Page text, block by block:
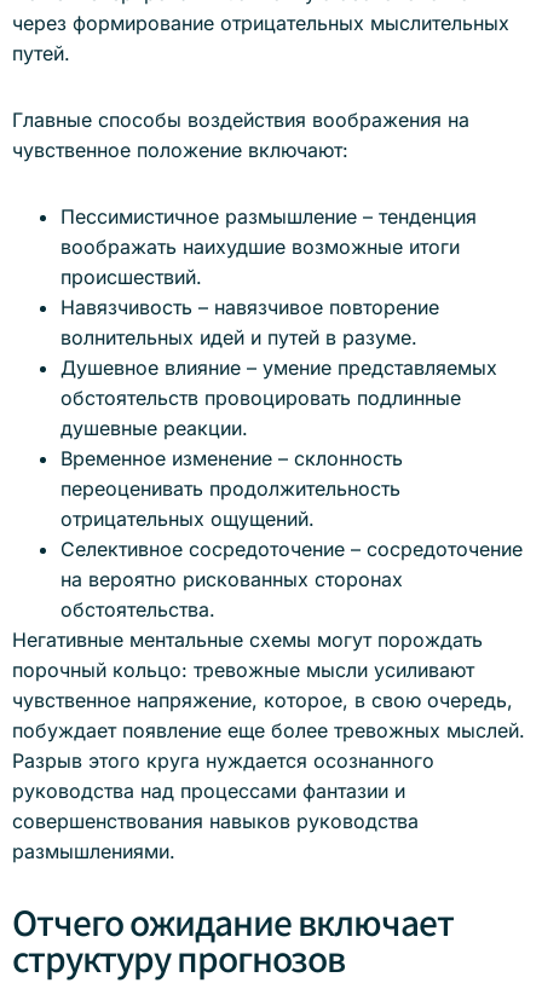
через формирование отрицательных мыслительных
путей.
Главные способы воздействия воображения на
чувственное положение включают:
Пессимистичное размышление – тенденция
воображать наихудшие возможные итоги
происшествий.
Навязчивость – навязчивое повторение
волнительных идей и путей в разуме.
Душевное влияние – умение представляемых
обстоятельств провоцировать подлинные
душевные реакции.
Временное изменение – склонность
переоценивать продолжительность
отрицательных ощущений.
Селективное сосредоточение – сосредоточение
на вероятно рискованных сторонах
обстоятельства.
Негативные ментальные схемы могут порождать
порочный кольцо: тревожные мысли усиливают
чувственное напряжение, которое, в свою очередь,
побуждает появление еще более тревожных мыслей.
Разрыв этого круга нуждается осознанного
руководства над процессами фантазии и
совершенствования навыков руководства
размышлениями.
Отчего ожидание включает
структуру прогнозов